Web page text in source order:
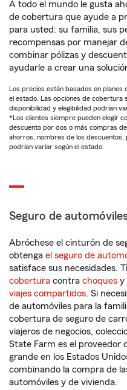
A todo el mundo le gusta
de cobertura que ayude a
para usted: su familia, sus
recompensas por manejar
combinar pólizas y
ayudarle a crear una
Los precios están basados en planes
el estado. Las opciones de cobertura
disponibilidad y elegibilidad podrían
*Los clientes siempre pueden elegir
descuento por dos o más compras
ahorros, nombres de los descuentos,
podrían variar según el estado.
Seguro de
Abróchese el cinturón de
obtenga el seguro de
satisface sus necesidades.
cobertura contra choques y
viajes compartidos. Si
de automóviles para la
cobertura de seguro de
viajeros de negocios,
State Farm es el proveedor
grande en los Estados
combinando la compra de
automóviles y de vivienda.